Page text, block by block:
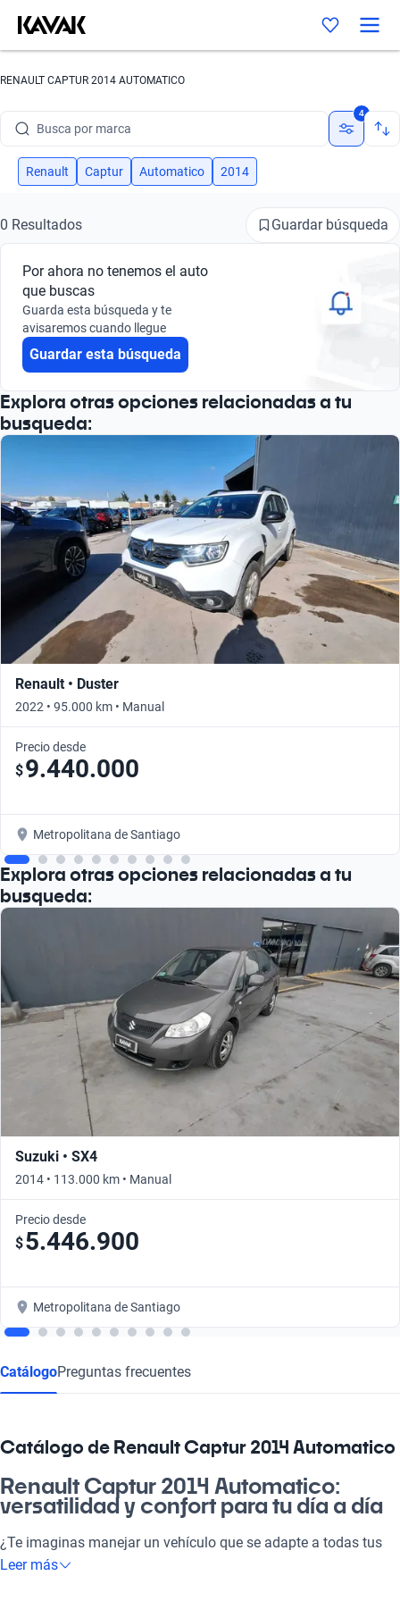
RENAULT CAPTUR 2014 AUTOMATICO
Busca por marca
Busca por modelo
Busca por año
Busca por marca
Busca por modelo
Busca por año
4
Renault Captur Automatico 2014
0 Resultados Guardar búsqueda
Por ahora no tenemos el auto
que buscas
Guarda esta búsqueda y te
avisaremos cuando llegue
Guardar esta búsqueda
Explora otras opciones relacionadas a tu
busqueda:
Renault • Duster
2022 • 95.000 km • Manual
Precio desde
$9.440.000
Metropolitana de Santiago
Explora otras opciones relacionadas a tu
busqueda:
Suzuki • SX4
2014 • 113.000 km • Manual
Precio desde
$5.446.900
Metropolitana de Santiago
CatálogoPreguntas frecuentes
Catálogo de Renault Captur 2014 Automatico
Renault Captur 2014 Automatico:
versatilidad y confort para tu día a día
¿Te imaginas manejar un vehículo que se adapte a todas tus
necesidades? El Renault Captur 2014 Automatico es tu
Leer más